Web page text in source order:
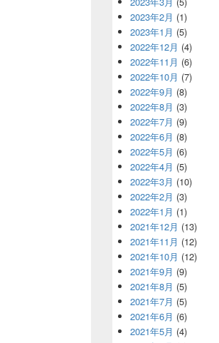
2023年2月 (1)
2023年1月 (5)
2022年12月 (4)
2022年11月 (6)
2022年10月 (7)
2022年9月 (8)
2022年8月 (3)
2022年7月 (9)
2022年6月 (8)
2022年5月 (6)
2022年4月 (5)
2022年3月 (10)
2022年2月 (3)
2022年1月 (1)
2021年12月 (13)
2021年11月 (12)
2021年10月 (12)
2021年9月 (9)
2021年8月 (5)
2021年7月 (5)
2021年6月 (6)
2021年5月 (4)